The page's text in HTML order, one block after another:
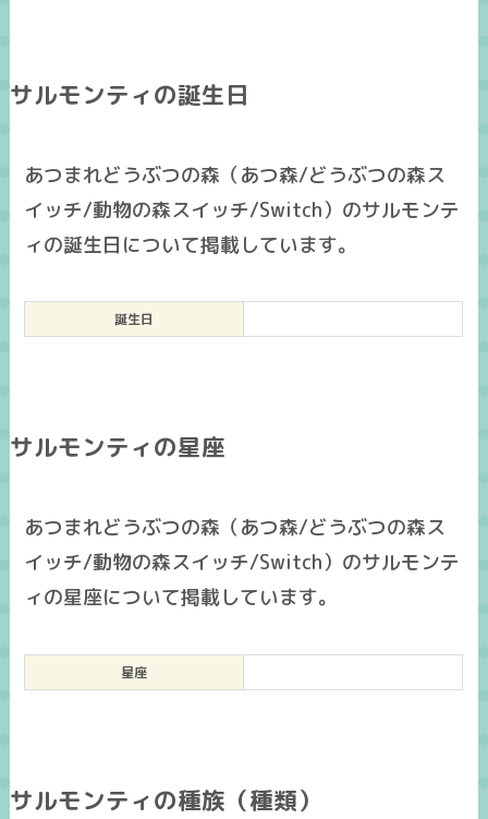
サルモンティの誕生日
あつまれどうぶつの森（あつ森/どうぶつの森ス
イッチ/動物の森スイッチ/Switch）のサルモンテ
ィの誕生日について掲載しています。
誕生日
サルモンティの星座
あつまれどうぶつの森（あつ森/どうぶつの森ス
イッチ/動物の森スイッチ/Switch）のサルモンテ
ィの星座について掲載しています。
星座
サルモンティの種族（種類）